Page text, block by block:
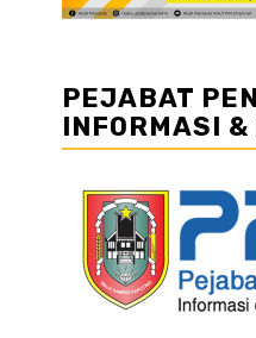
PEJABAT
INFORMASI